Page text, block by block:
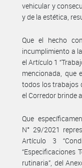
vehicular y
y de la estética,
Que el hecho
incumplimiento a
el Artículo 1
mencionada, que
todos los trabajos
el Corredor brinde
Que
N° 29/2021
Artículo 3
“Especificaciones
rutinaria”, del